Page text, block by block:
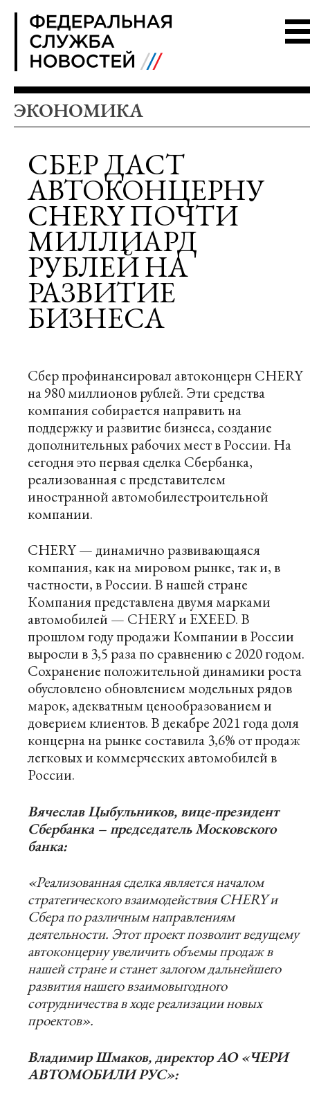
ЭКОНОМИКА
СБЕР ДАСТ
АВТОКОНЦЕРНУ
CHERY ПОЧТИ
МИЛЛИАРД
РУБЛЕЙ НА
РАЗВИТИЕ
БИЗНЕСА
Сбер профинансировал автоконцерн CHERY
на 980 миллионов рублей. Эти средства
компания собирается направить на
поддержку и развитие бизнеса, создание
дополнительных рабочих мест в России. На
сегодня это первая сделка Сбербанка,
реализованная с представителем
иностранной автомобилестроительной
компании.
CHERY — динамично развивающаяся
компания, как на мировом рынке, так и, в
частности, в России. В нашей стране
Компания представлена двумя марками
автомобилей — CHERY и EXEED. В
прошлом году продажи Компании в России
выросли в 3,5 раза по сравнению с 2020 годом.
Сохранение положительной динамики роста
обусловлено обновлением модельных рядов
марок, адекватным ценообразованием и
доверием клиентов. В декабре 2021 года доля
концерна на рынке составила 3,6% от продаж
легковых и коммерческих автомобилей в
России.
Вячеслав Цыбульников, вице-президент
Сбербанка – председатель Московского
банка:
«Реализованная сделка является началом
стратегического взаимодействия CHERYи
Сбера по различным направлениям
деятельности. Этот проект позволит ведущему
автоконцерну увеличить объемы продаж в
нашей стране и станет залогом дальнейшего
развития нашего взаимовыгодного
сотрудничества в ходе реализации новых
проектов».
Владимир Шмаков, директор АО «ЧЕРИ
АВТОМОБИЛИ РУС»: